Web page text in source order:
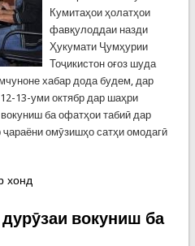
Кумитаҳои ҳолатҳои
фавқулоддаи назди
Ҳукумати Ҷумҳурии
Тоҷикистон оғоз шуда
хабар дода будем, дар
13-уми октябр дар шаҳри
ба офатҳои табиӣ дар
омӯзишҳо сатҳи омодагӣ
бахшида ба Рӯзи
хонд
вокуниш ба